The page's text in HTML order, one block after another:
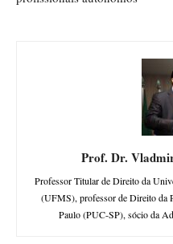
Prof. Dr.
Professor Titular de Direito da
(UFMS), professor de Direito da
Paulo (PUC-SP), sócio da